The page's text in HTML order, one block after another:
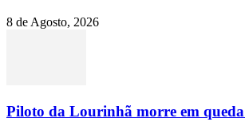
8 de Agosto, 2026
Piloto da Lourinhã morre em queda